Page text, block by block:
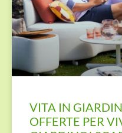
VITA IN
OFFERTE PER